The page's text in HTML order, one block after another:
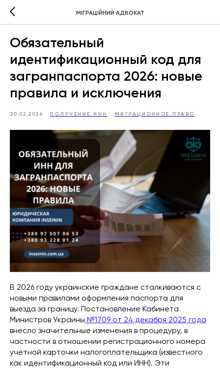
МІГРАЦІЙНИЙ АДВОКАТ
Обязательный
идентификационный код для
загранпаспорта 2026: новые
правила и исключения
20.02.2026 ПОЛУЧЕНИЕ ИНН МИГРАЦИОННОЕ ПРАВО
В 2026 году украинские граждане сталкиваются с
новыми правилами оформления паспорта для
выезда за границу. Постановление Кабинета
Министров Украины №1709 от 24 декабря 2025 года
внесло значительные изменения в процедуру, в
частности в отношении регистрационного номера
учетной карточки налогоплательщика (известного
как идентификационный код или ИНН). Эти